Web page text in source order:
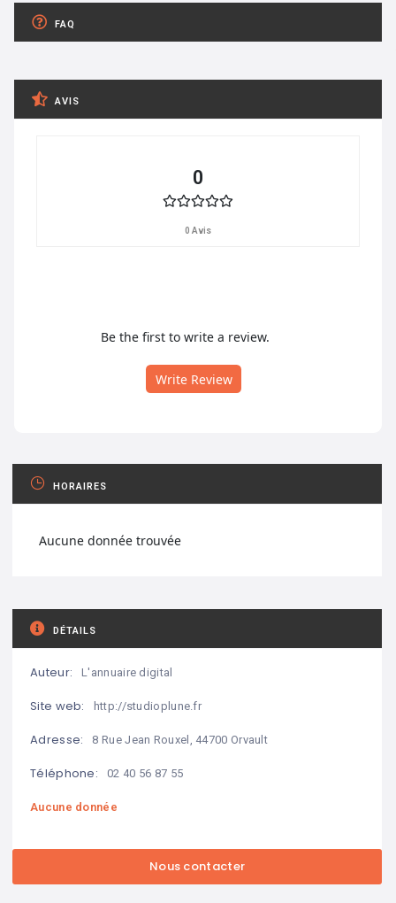
FAQ
AVIS
0
0 Avis
Be the first to write a review.
Write Review
HORAIRES
Aucune donnée trouvée
DÉTAILS
Auteur: L'annuaire digital
Site web: http://studioplune.fr
Adresse: 8 Rue Jean Rouxel, 44700 Orvault
Téléphone: 02 40 56 87 55
Aucune donnée